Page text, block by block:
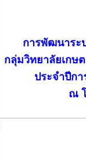
การพัฒนาระ
กลุ่มวิทยาลัยเกษ
ประจำปีกา
ณ